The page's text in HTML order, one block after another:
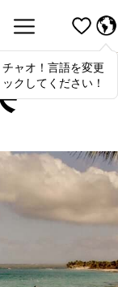
ciao! To switch
click here!
ャオ！言語を変更
クしてください！